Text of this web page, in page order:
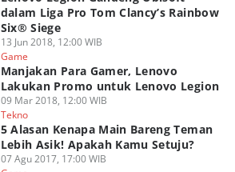
dalam Liga Pro Tom Clancy’s Rainbow
Six® Siege
13 Jun 2018, 12:00 WIB
Game
Manjakan Para Gamer, Lenovo
Lakukan Promo untuk Lenovo Legion
09 Mar 2018, 12:00 WIB
Tekno
5 Alasan Kenapa Main Bareng Teman
Lebih Asik! Apakah Kamu Setuju?
07 Agu 2017, 17:00 WIB